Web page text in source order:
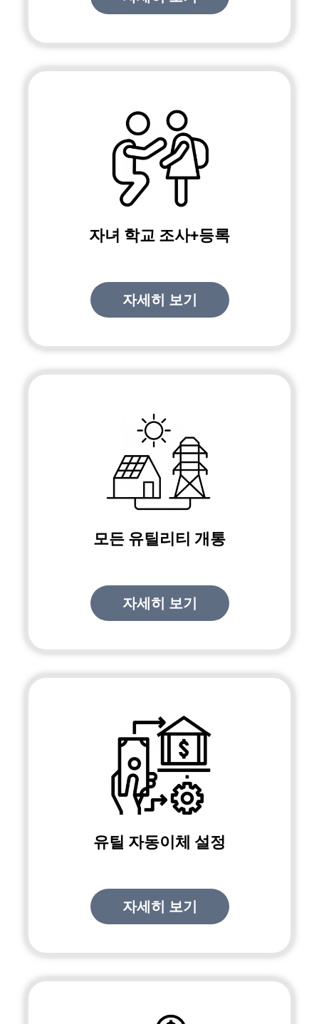
자녀 학교 조사+등록
자세히 보기
모든 유틸리티 개통
자세히 보기
유틸 자동이체 설정
자세히 보기